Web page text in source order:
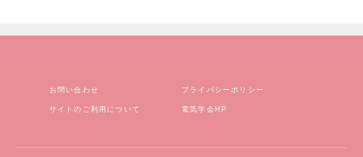
お問い合わせ プライバシーポリシー
サイトのご利用について 電気学会HP